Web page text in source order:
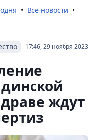
Все новости
17:46, 29 ноября 2023
ждут